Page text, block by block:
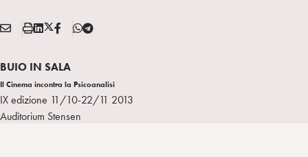
Condividi:
E
A
L
S
a
p
L
n
X
T
F
T
g
BUIO IN SALA
Il Cinema incontra la Psicoanalisi
IX edizione 11/10-22/11 2013
Auditorium Stensen